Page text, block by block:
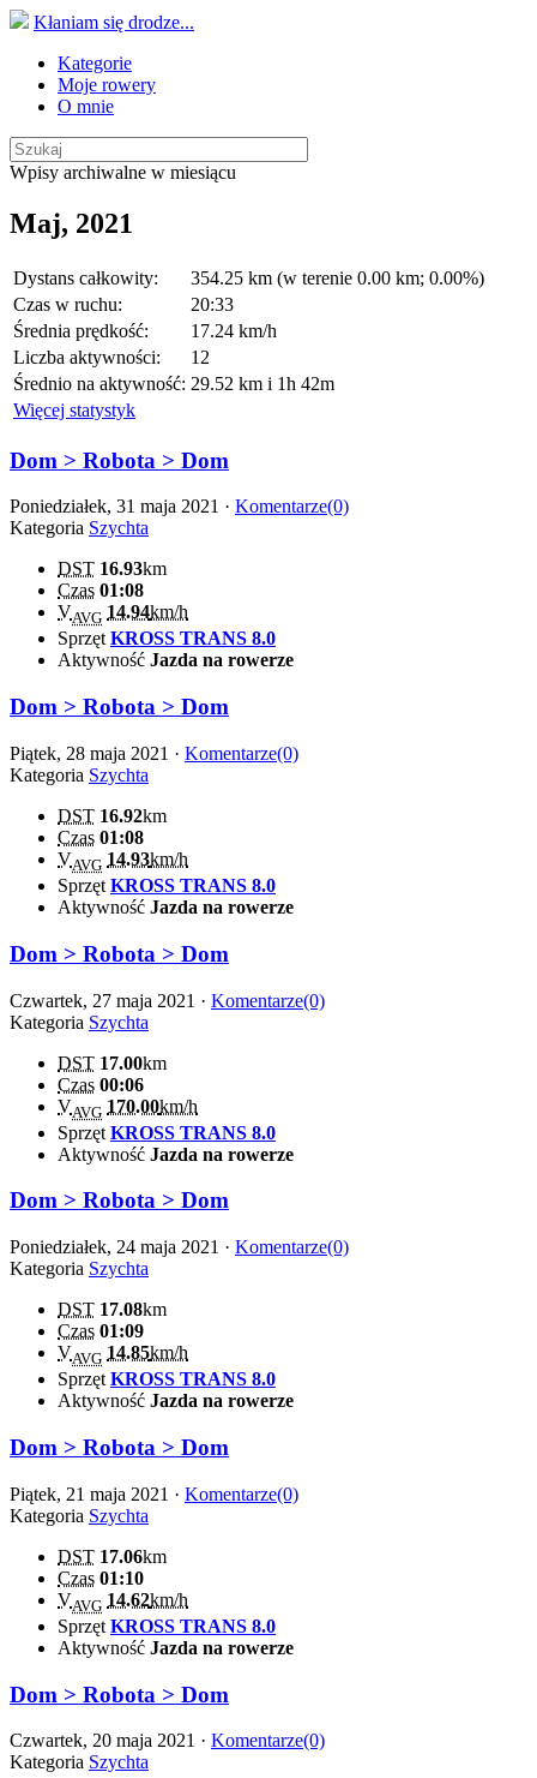
Kłaniam się drodze...
Kategorie
Moje rowery
O mnie
Wpisy archiwalne w miesiącu
Maj, 2021
Dystans całkowity:
354.25 km (w terenie 0.00 km; 0.00%)
Czas w ruchu:
20:33
Średnia prędkość:
17.24 km/h
Liczba aktywności:
12
Średnio na aktywność: 29.52 km i 1h 42m
Więcej statystyk
Dom > Robota > Dom
Poniedziałek, 31 maja 2021 · Komentarze(0)
Kategoria Szychta
DST 16.93km
Czas 01:08
VAVG 14.94km/h
SprzętKROSS TRANS 8.0
Aktywność Jazda na rowerze
Dom > Robota > Dom
Piątek, 28 maja 2021 · Komentarze(0)
Kategoria Szychta
DST 16.92km
Czas 01:08
VAVG 14.93km/h
Sprzęt KROSS TRANS 8.0
Aktywność Jazda na rowerze
Dom > Robota > Dom
Czwartek, 27 maja 2021 · Komentarze(0)
Kategoria Szychta
DST 17.00km
Czas 00:06
VAVG 170.00km/h
Sprzęt KROSS TRANS 8.0
Aktywność Jazda na rowerze
Dom > Robota > Dom
Poniedziałek, 24 maja 2021 · Komentarze(0)
Kategoria Szychta
DST 17.08km
Czas 01:09
VAVG 14.85km/h
Sprzęt KROSS TRANS 8.0
Aktywność Jazda na rowerze
Dom > Robota > Dom
Piątek, 21 maja 2021 · Komentarze(0)
Kategoria Szychta
DST 17.06km
Czas 01:10
VAVG 14.62km/h
Sprzęt KROSS TRANS 8.0
Aktywność Jazda na rowerze
Dom > Robota > Dom
Czwartek, 20 maja 2021 · Komentarze(0)
Kategoria Szychta